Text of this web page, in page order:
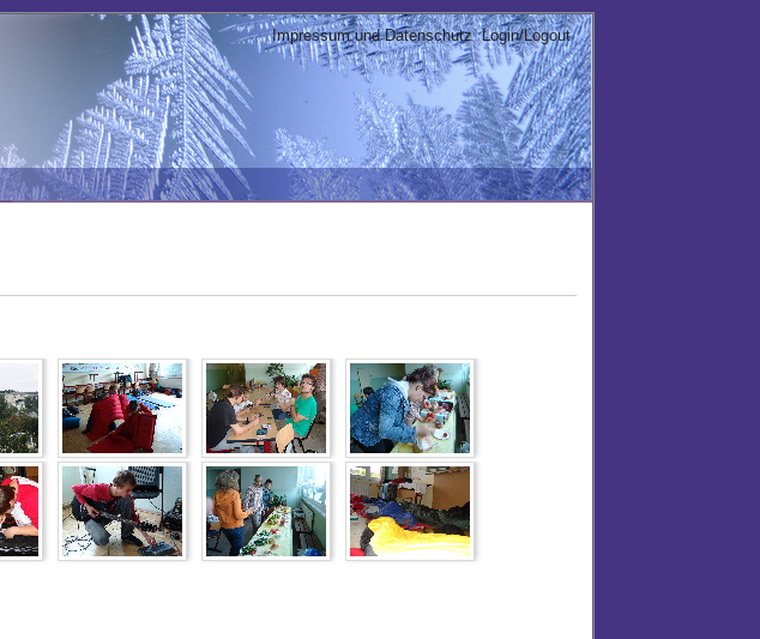
Impressum und Datenschutz Login/Logout